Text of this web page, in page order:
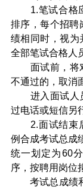
1.笔试合格应
排序，每个招聘
绩相同时，视为
全部笔试合格人
面试前，将对
不通过的，取消
进入面试人员
过电话或短信另
2.面试结束后
例合成考试总成
统一划定为60
序，按聘用岗位
考试总成绩和